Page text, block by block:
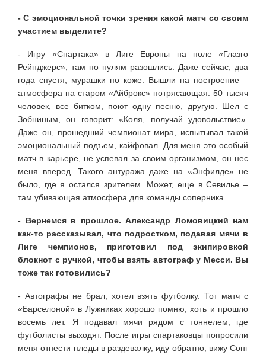
- С эмоциональной точки зрения какой матч со своим
участием выделите?
- Игру «Спартака» в Лиге Европы на поле «Глазго
Рейнджерс», там по нулям разошлись. Даже сейчас, два
года спустя, мурашки по коже. Вышли на построение –
атмосфера на старом «Айброкс» потрясающая: 50 тысяч
человек, все битком, поют одну песню, другую. Шел с
Зобниным, он говорит: «Коля, получай удовольствие».
Даже он, прошедший чемпионат мира, испытывал такой
эмоциональный подъем, кайфовал. Для меня это особый
матч в карьере, не успевал за своим организмом, он нес
меня вперед. Такого антуража даже на «Энфилде» не
было, где я остался зрителем. Может, еще в Севилье –
там убивающая атмосфера для команды соперника.
- Вернемся в прошлое. Александр Ломовицкий нам
как-то рассказывал, что подростком, подавая мячи в
Лиге чемпионов, приготовил под экипировкой
блокнот с ручкой, чтобы взять автограф у Месси. Вы
тоже так готовились?
- Автографы не брал, хотел взять футболку. Тот матч с
«Барселоной» в Лужниках хорошо помню, хоть и прошло
восемь лет. Я подавал мячи рядом с тоннелем, где
футболисты выходят. После игры спартаковцы попросили
меня отнести пледы в раздевалку, иду обратно, вижу Сонг